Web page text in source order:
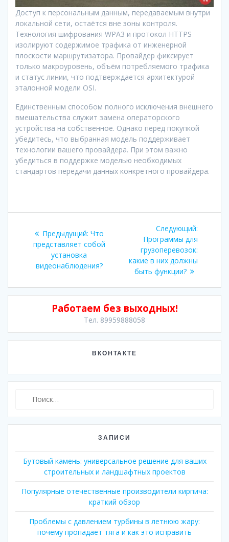
Доступ к персональным данным, передаваемым внутри
локальной сети, остаётся вне зоны контроля.
Технология шифрования WPA3 и протокол HTTPS
изолируют содержимое трафика от инженерной
плоскости маршрутизатора. Провайдер фиксирует
только макроуровень, объём потребляемого трафика
и статус линии, что подтверждается архитектурой
эталонной модели OSI.
Единственным способом полного исключения внешнего
вмешательства служит замена операторского
устройства на собственное. Однако перед покупкой
убедитесь, что выбранная модель поддерживает
технологии вашего провайдера. При этом важно
убедиться в поддержке моделью необходимых
стандартов передачи данных конкретного провайдера.
записям
Предыдущий: Предыдущая
запись:
Что
представляет собой
установка
видеонаблюдения?
Следующий:
Программы для
грузоперевозок:
какие в них должны
быть функции?
Работаем без выходных!
Тел. 89959888058
ВКОНТАКТЕ
ЗАПИСИ
Бутовый камень: универсальное решение для ваших
строительных и ландшафтных проектов
Популярные отечественные производители кирпича:
краткий обзор
Проблемы с давлением турбины в летнюю жару:
почему пропадает тяга и как это исправить